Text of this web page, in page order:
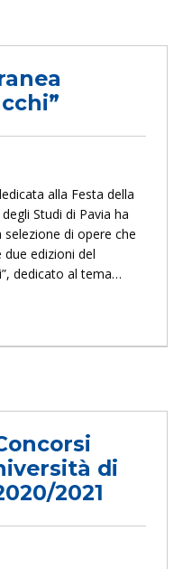
alla Festa della
Studi di Pavia ha
di opere che
edizioni del
dedicato al tema…
di
2021